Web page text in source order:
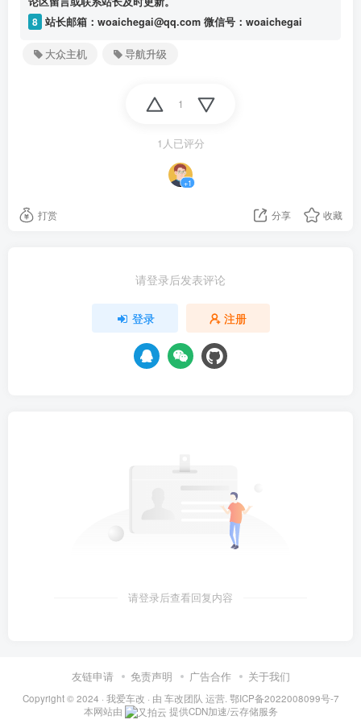
8
站长邮箱：woaichegai@qq.com 微信号：woaichegai
大众主机 导航升级
1
1人已评分
+1
打赏 分享 收藏
请登录后发表评论
登录 注册
请登录后查看回复内容
友链申请 免责声明 广告合作 关于我们
Copyright © 2024 · 我爱车改 · 由 车改团队 运营. 鄂ICP备2022008099号-7
本网站由
提供CDN加速/云存储服务